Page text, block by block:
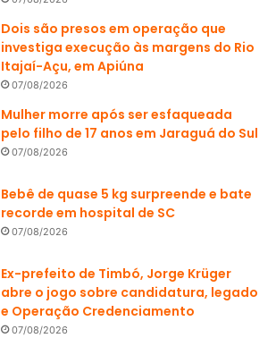
Dois são presos em operação que
investiga execução às margens do Rio
Itajaí-Açu, em Apiúna
07/08/2026
Mulher morre após ser esfaqueada
pelo filho de 17 anos em Jaraguá do Sul
07/08/2026
Bebê de quase 5 kg surpreende e bate
recorde em hospital de SC
07/08/2026
Ex-prefeito de Timbó, Jorge Krüger
abre o jogo sobre candidatura, legado
e Operação Credenciamento
07/08/2026